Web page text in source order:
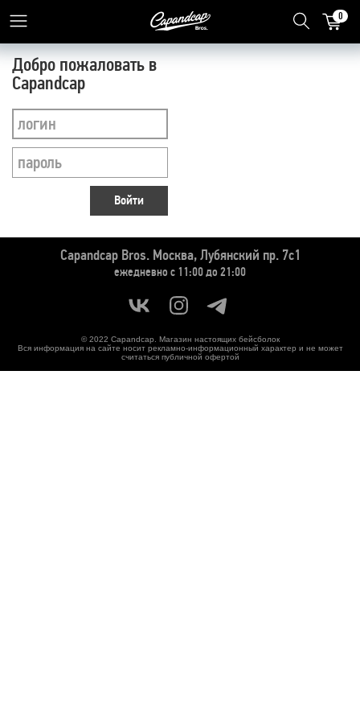
0
Добро пожаловать в
Capandcap
Войти
Capandcap Bros. Москва, Лубянский пр. 7с1
ежедневно с 11:00 до 21:00
© 2022 Capandcap. Магазин настоящих бейсболок
Вся информация на сайте носит рекламно-информационный характер и не может
считаться публичной офертой